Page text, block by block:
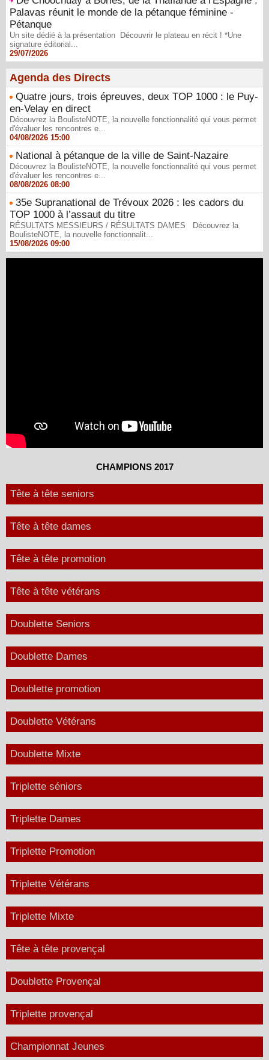
CHAMPIONS 2017
Tête à tête seniors
Tête à tête dames
Tête à tête promotion
Tête à tête vétérans
Doublette Seniors
Doublette Dames
Doublette promotion
Doublette Vétérans
Doublette Mixte
Triplette séniors
Triplette Dames
Triplette Promotion
Triplette Vétérans
Triplette Mixte
Tête à tête provençal
Doublette Provençal
Triplette provençal
Championnat Jeunes
Palavas réunit le monde de la pétanque féminine -
Pétanque
Un site dédié à la présentation Découvrir le plateau en récit ! *Une
signature éditorial...
29/07/2026
Agenda des Directs
Quatre jours, trois épreuves, deux TOP 1000 : le Puy-
en-Velay en direct
Découvrez la BoulisteNOTE, la nouvelle fonctionnalité qui vous permet
d'évaluer les rencontres e...
04/08/2026 15:00
National à pétanque de la ville de Saint-Nazaire
Découvrez la BoulisteNOTE, la nouvelle fonctionnalité qui vous permet
d'évaluer les rencontres e...
08/08/2026 08:00
35e Supranational de Trévoux 2026 : les cadors du
TOP 1000 à l’assaut du titre
RÉSULTATS MESSIEURS / RÉSULTATS DAMES Découvrez la
BoulisteNOTE, la nouvelle fonctionnalit...
15/08/2026 09:00